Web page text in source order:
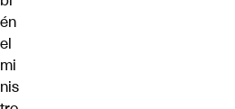
én
el
mi
nis